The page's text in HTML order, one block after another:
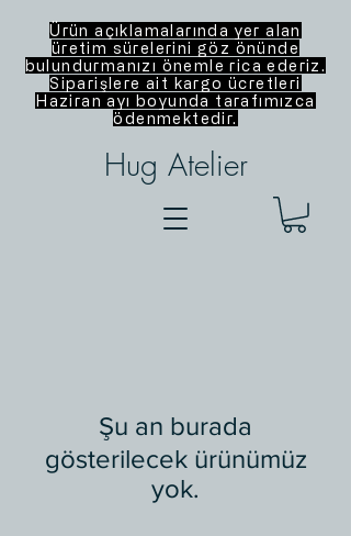
Ürün açıklamalarında yer alan
üretim sürelerini göz önünde
bulundurmanızı önemle rica ederiz.
Siparişlere ait kargo ücretleri
Haziran ayı boyunda tarafımızca
ödenmektedir.
Hug Atelier
Şu an burada
gösterilecek ürünümüz
yok.